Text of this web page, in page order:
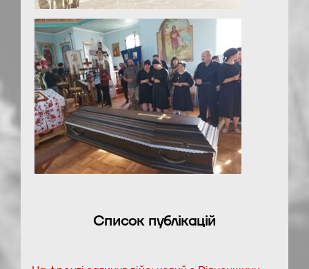
Список публікацій